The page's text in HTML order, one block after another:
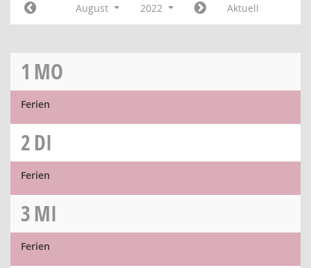
August 2022 Aktuell
1 MO
Ferien
2DI
Ferien
3MI
Ferien